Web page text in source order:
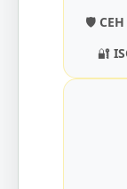
🛡️ CEH
🔐